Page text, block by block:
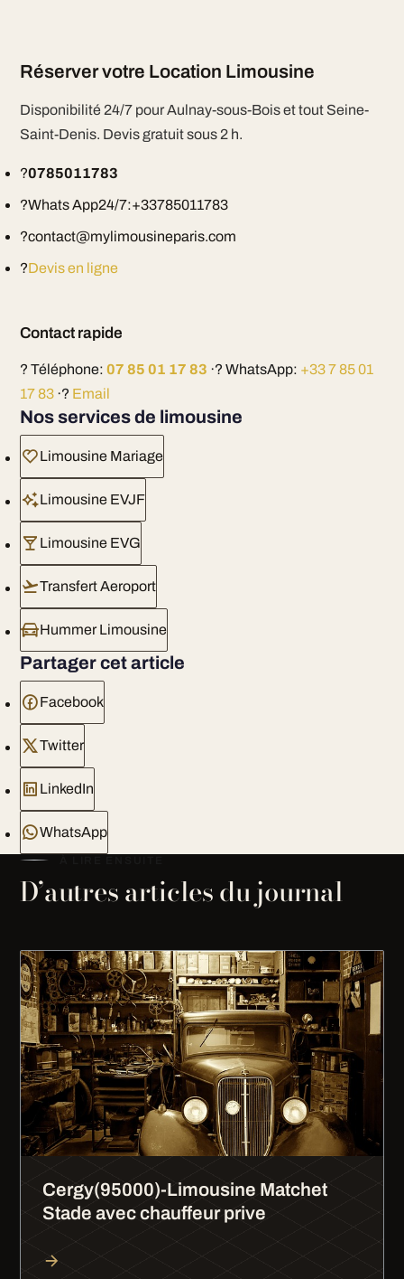
Réserver votre Location Limousine
Disponibilité 24/7 pour Aulnay-sous-Bois et tout Seine-
Saint-Denis. Devis gratuit sous 2 h.
?0785011783
?Whats App24/7:+33785011783
?contact@mylimousineparis.com
?Devis en ligne
Contact rapide
? Téléphone: 07 85 01 17 83 ·? WhatsApp: +33 7 85 01
17 83·? Email
Nos services de limousine
Limousine Mariage
Limousine EVJF
Limousine EVG
Transfert Aeroport
Hummer Limousine
Partager cet article
Facebook
Twitter
LinkedIn
WhatsApp
D’autres articles du journal
Cergy(95000)-Limousine Matchet
Stade avec chauffeur prive